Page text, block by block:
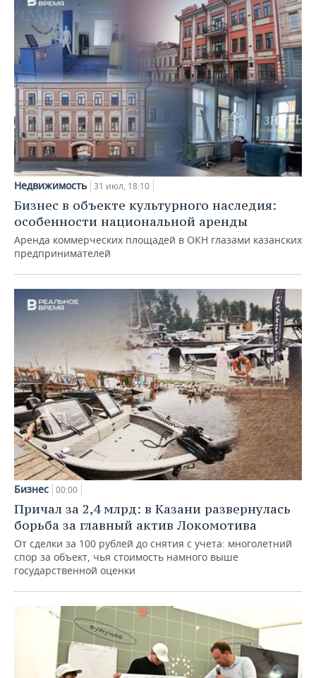
Недвижимость 31 июл, 18:10
Бизнес в объекте культурного наследия:
особенности национальной аренды
Аренда коммерческих площадей в ОКН глазами казанских
предпринимателей
Бизнес 00:00
Причал за 2,4 млрд: в Казани развернулась
борьба за главный актив Локомотива
От сделки за 100 рублей до снятия с учета: многолетний
спор за объект, чья стоимость намного выше
государственной оценки